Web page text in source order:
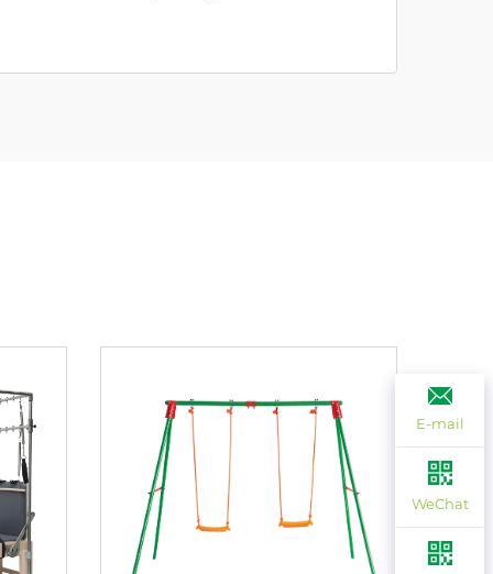
E-mail
WeChat